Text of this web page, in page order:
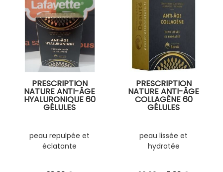
PRESCRIPTION
NATURE ANTI-ÂGE
HYALURONIQUE 60
GÉLULES
peau repulpée et
éclatante
PRESCRIPTION
NATURE ANTI-ÂGE
COLLAGÈNE 60
GÉLULES
peau lissée et
hydratée